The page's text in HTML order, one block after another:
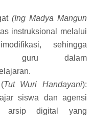
(Ing Madya Mangun
instruksional melalui
sehingga
guru dalam
Tut Wuri Handayani):
siswa dan agensi
arsip digital yang